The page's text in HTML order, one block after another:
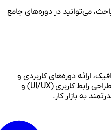
می‌توانید در دوره‌های جامع
ارائه دوره‌های کاربردی و
پروژه‌محور فتوشاپ، ایلوستریتور، طراحی رابط کاربری (UI/UX) و
به بازار کار.